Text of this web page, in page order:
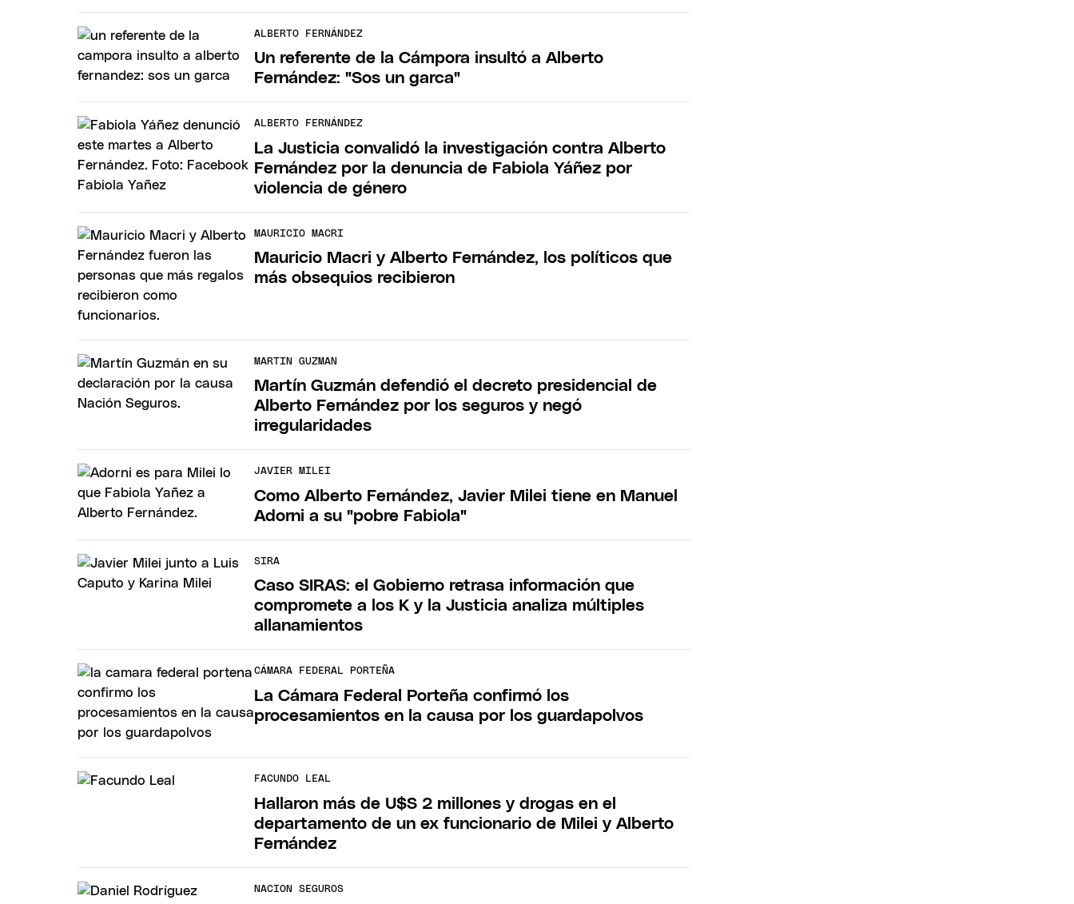
ALBERTO FERNÁNDEZ
Un referente de la Cámpora insultó a Alberto
Fernández: "Sos un garca"
ALBERTO FERNÁNDEZ
La Justicia convalidó la investigación contra Alberto
Fernández por la denuncia de Fabiola Yáñez por
violencia de género
MAURICIO MACRI
Mauricio Macri y Alberto Fernández, los políticos que
más obsequios recibieron
MARTIN GUZMAN
Martín Guzmán defendió el decreto presidencial de
Alberto Fernández por los seguros y negó
irregularidades
JAVIER MILEI
Como Alberto Fernández, Javier Milei tiene en Manuel
Adorni a su "pobre Fabiola"
SIRA
Caso SIRAS: el Gobierno retrasa información que
compromete a los K y la Justicia analiza múltiples
allanamientos
CÁMARA FEDERAL PORTEÑA
La Cámara Federal Porteña confirmó los
procesamientos en la causa por los guardapolvos
FACUNDO LEAL
Hallaron más de U$S 2 millones y drogas en el
departamento de un ex funcionario de Milei y Alberto
Fernández
NACION SEGUROS